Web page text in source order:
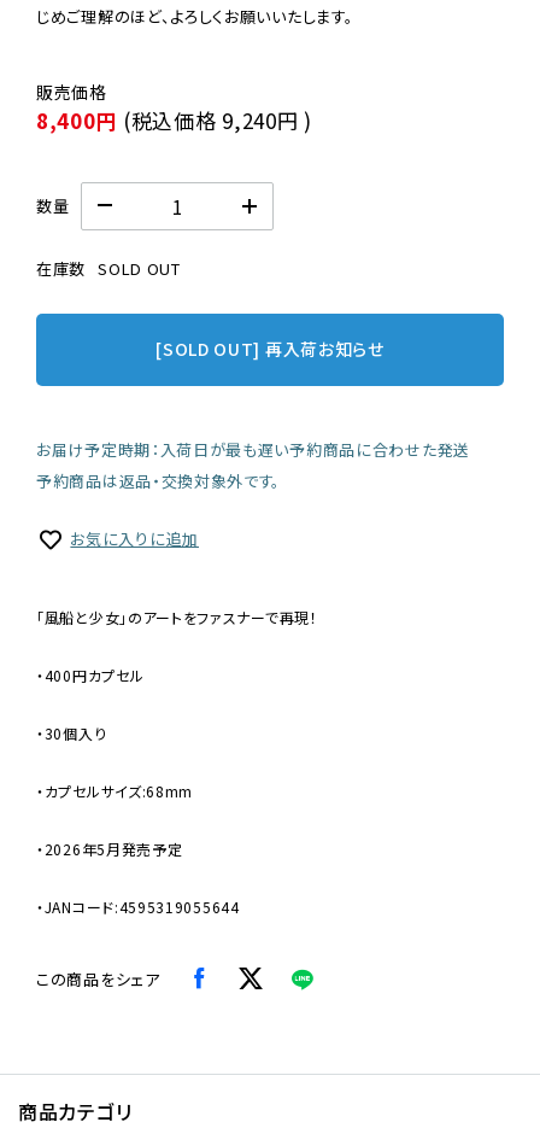
じめご理解のほど、よろしくお願いいたします。
8,400円 (税込価格 9,240円 )
数量
在庫数 SOLD OUT
[SOLD OUT] 再入荷お知らせ
お届け予定時期：入荷日が最も遅い予約商品に合わせた発送
予約商品は返品・交換対象外です。
お気に入りに追加
「風船と少女」のアートをファスナーで再現！
・400円カプセル
・30個入り
・カプセルサイズ:68mm
・2026年5月発売予定
・JANコード:4595319055644
この商品をシェア
商品カテゴリ